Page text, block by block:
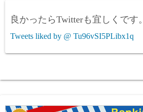
良かったらTwitterも宜しくです。
Tweets liked by @ Tu96vSI5PLibx1q